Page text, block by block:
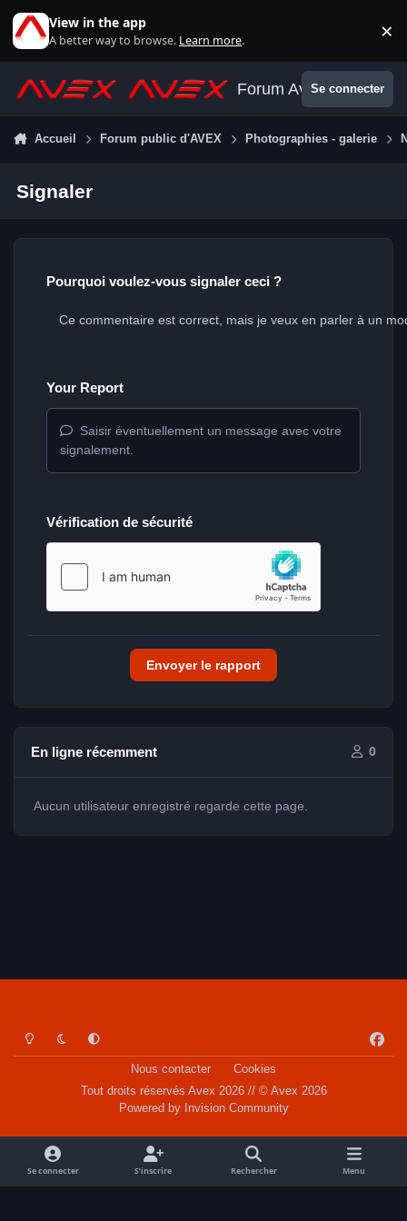
View in the app
A better way to browse. Learn more. ×
Forum AvexSe connecter
Accueil Forum public d'AVEX Photographies - galerie
Signaler
Pourquoi voulez-vous signaler ceci ?
Your Report
Saisir éventuellement un message avec votre
signalement.
Vérification de sécurité
Envoyer le rapport
En ligne récemment 0
Aucun utilisateur enregistré regarde cette page.
Light ModeDark ModeSystem Preference
a
o
k
Nous contacter
Cookies
Tout droits réservés Avex 2026 // © Avex 2026
Powered by Invision Community
Se connecter S’inscrire Rechercher Menu